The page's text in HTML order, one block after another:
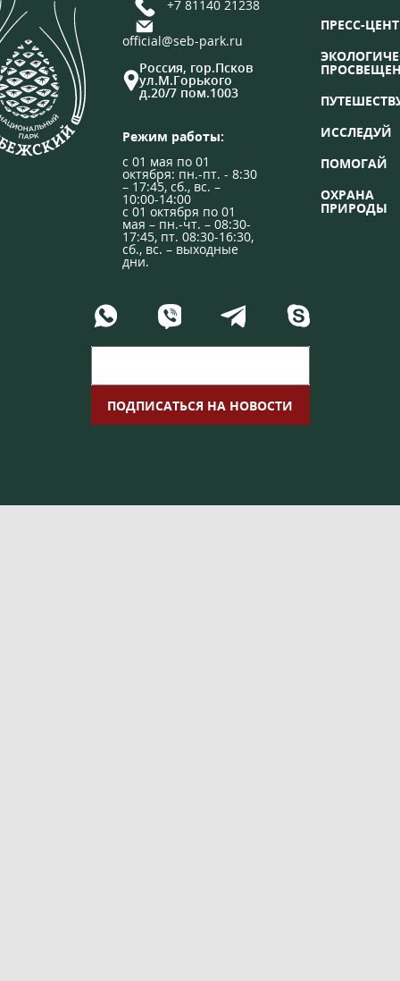
+7 81140 21238
official@seb-park.ru
Россия, гор.Псков
ул.М.Горького
д.20/7 пом.1003
Режим работы:
с 01 мая по 01
октября: пн.-пт. - 8:30
– 17:45, сб., вс. –
10:00-14:00
с 01 октября по 01
мая – пн.-чт. – 08:30-
17:45, пт. 08:30-16:30,
сб., вс. – выходные
дни.
ПРЕСС-
ИССЛЕДУЙ
ПОМОГАЙ
ОХРАНА
ПРИРОДЫ